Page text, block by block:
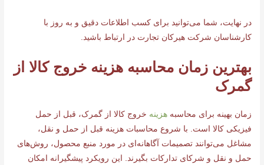
در نهایت، شما می‌توانید برای کسب اطلاعات دقیق و به روز با
کارشناسان شرکت هیرکان تجارت در ارتباط باشید.
بهترین زمان محاسبه هزینه خروج کالا از
گمرک
زمان بهینه برای محاسبههزینه خروج کالا از گمرک، قبل از حمل
فیزیکی کالا است. با شروع محاسبات هزینه قبل از حمل و نقل،
مشاغل می‌توانند تصمیمات آگاهانه‌ای در مورد منبع محصول، روش‌های
حمل و نقل و شرکای تدارکات بگیرند. این رویکرد پیشگیرانه امکان